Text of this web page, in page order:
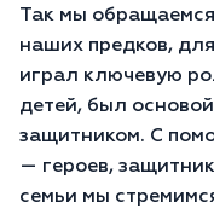
Так мы
наших предков,
играл ключевую
детей, был
защитником. С
— героев,
семьи мы